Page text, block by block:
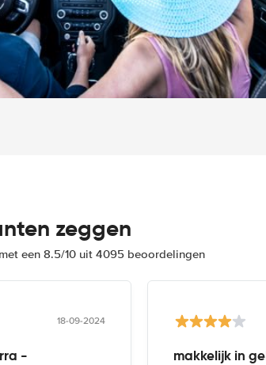
zeggen
een 8.5/10 uit 4095 beoordelingen
18-09-2024
- makkelijk in